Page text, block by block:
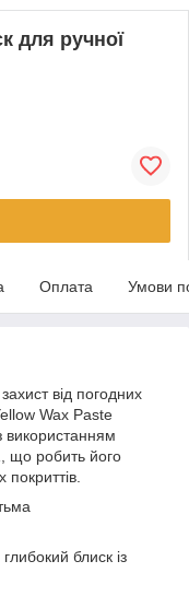
для ручної
Оплата Умови
від погодних
Wax Paste
використанням
що робить його
блиск із